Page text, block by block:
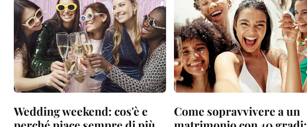
Wedding weekend: cos'è e
Come sopravvivere a un